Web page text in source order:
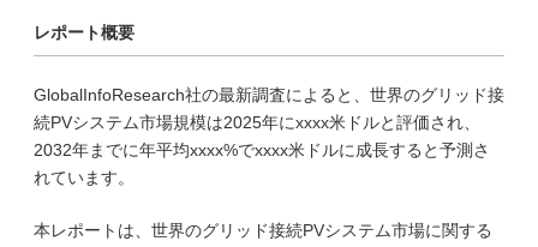
レポート概要
GlobalInfoResearch社の最新調査によると、世界のグリッド接
続PVシステム市場規模は2025年にxxxx米ドルと評価され、
2032年までに年平均xxxx%でxxxx米ドルに成長すると予測さ
れています。
本レポートは、世界のグリッド接続PVシステム市場に関する